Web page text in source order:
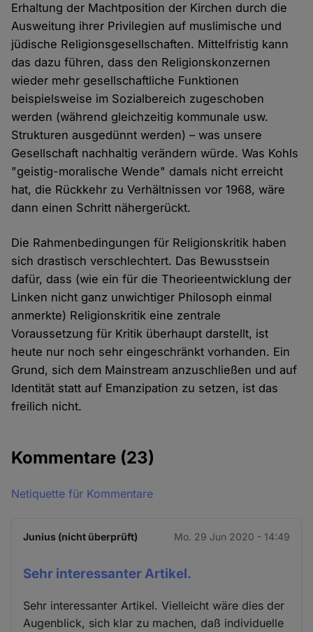
Erhaltung der Machtposition der Kirchen durch die
Ausweitung ihrer Privilegien auf muslimische und
jüdische Religionsgesellschaften. Mittelfristig kann
das dazu führen, dass den Religionskonzernen
wieder mehr gesellschaftliche Funktionen
beispielsweise im Sozialbereich zugeschoben
werden (während gleichzeitig kommunale usw.
Strukturen ausgedünnt werden) – was unsere
Gesellschaft nachhaltig verändern würde. Was Kohls
"geistig-moralische Wende" damals nicht erreicht
hat, die Rückkehr zu Verhältnissen vor 1968, wäre
dann einen Schritt nähergerückt.
Die Rahmenbedingungen für Religionskritik haben
sich drastisch verschlechtert. Das Bewusstsein
dafür, dass (wie ein für die Theorieentwicklung der
Linken nicht ganz unwichtiger Philosoph einmal
anmerkte) Religionskritik eine zentrale
Voraussetzung für Kritik überhaupt darstellt, ist
heute nur noch sehr eingeschränkt vorhanden. Ein
Grund, sich dem Mainstream anzuschließen und auf
Identität statt auf Emanzipation zu setzen, ist das
freilich nicht.
Kommentare (23)
Netiquette für Kommentare
Junius (nicht überprüft) Mo. 29 Jun 2020 - 14:49
Sehr interessanter Artikel.
Sehr interessanter Artikel. Vielleicht wäre dies der
Augenblick, sich klar zu machen, daß individuelle